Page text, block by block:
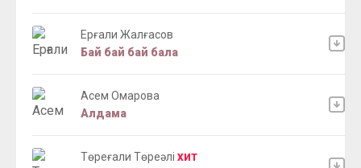
Ерғали Жалғасов
Бай бай бай бала
Асем Омарова
Алдама
Төреғали Төреәлi ХИТ